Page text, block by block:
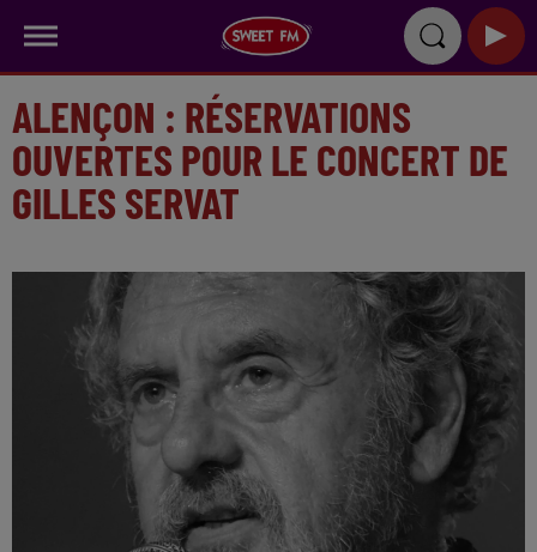
ALENÇON : RÉSERVATIONS
OUVERTES POUR LE CONCERT DE
GILLES SERVAT